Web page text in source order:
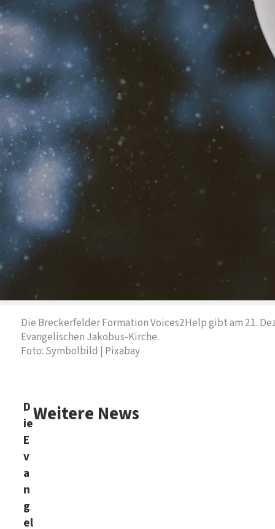
Die Breckerfelder Formation Voices2Help gibt am 21.
Evangelischen Jakobus-Kirche.
Foto: Symbolbild | Pixabay
D
ie
E
v
a
n
g
el
Weitere News